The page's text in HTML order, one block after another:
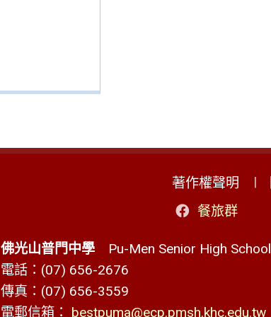
著作權聲明
餐旅群
佛光山普門中學Pu-Men Senior High School
電話：(07) 656-2676
傳真：(07) 656-3559
電郵信箱： bestpuma@ecp.pmsh.khc.edu.tw